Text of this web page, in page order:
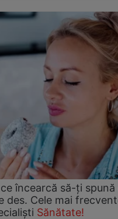
încearcă să-ți
des. Cele mai
Sănătate!